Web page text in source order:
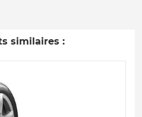
similaires :